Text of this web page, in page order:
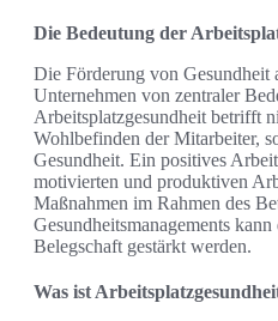
Die Bedeutung der
Die Förderung von Gesundheit
Unternehmen von zentraler
Arbeitsplatzgesundheit betrifft
Wohlbefinden der Mitarbeiter,
Gesundheit. Ein positives
motivierten und produktiven
Maßnahmen im Rahmen des
Gesundheitsmanagements
Belegschaft gestärkt werden.
Was ist